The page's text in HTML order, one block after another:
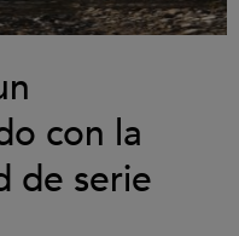
con la
de serie